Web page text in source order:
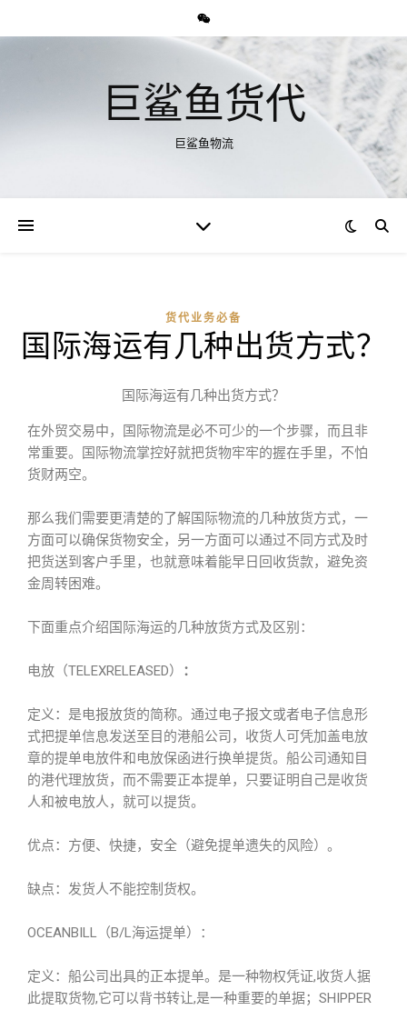
巨鲨鱼货代
巨鲨鱼物流
货代业务必备
国际海运有几种出货方式？
国际海运有几种出货方式？
在外贸交易中，国际物流是必不可少的一个步骤，而且非
常重要。国际物流掌控好就把货物牢牢的握在手里，不怕
货财两空。
那么我们需要更清楚的了解国际物流的几种放货方式，一
方面可以确保货物安全，另一方面可以通过不同方式及时
把货送到客户手里，也就意味着能早日回收货款，避免资
金周转困难。
下面重点介绍国际海运的几种放货方式及区别：
电放（TELEXRELEASED） ：
定义：是电报放货的简称。通过电子报文或者电子信息形
式把提单信息发送至目的港船公司，收货人可凭加盖电放
章的提单电放件和电放保函进行换单提货。船公司通知目
的港代理放货，而不需要正本提单，只要证明自己是收货
人和被电放人，就可以提货。
优点：方便、快捷，安全（避免提单遗失的风险）。
缺点：发货人不能控制货权。
OCEANBILL（B/L海运提单）：
定义：船公司出具的正本提单。是一种物权凭证,收货人据
此提取货物,它可以背书转让,是一种重要的单据；SHIPPER